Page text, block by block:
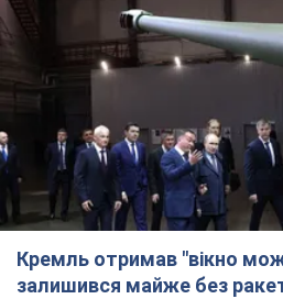
Кремль отримав "вікно
залишився майже без